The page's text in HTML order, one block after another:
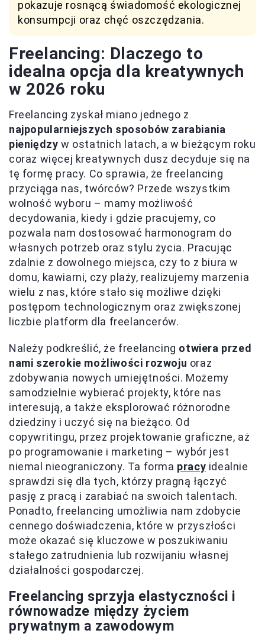
pokazuje rosnącą świadomość ekologicznej
konsumpcji oraz chęć oszczędzania.
Freelancing: Dlaczego to
idealna opcja dla kreatywnych
w 2026 roku
Freelancing zyskał miano jednego z
najpopularniejszych sposobów zarabiania
pieniędzy w ostatnich latach, a w bieżącym roku
coraz więcej kreatywnych dusz decyduje się na
tę formę pracy. Co sprawia, że freelancing
przyciąga nas, twórców? Przede wszystkim
wolność wyboru – mamy możliwość
decydowania, kiedy i gdzie pracujemy, co
pozwala nam dostosować harmonogram do
własnych potrzeb oraz stylu życia. Pracując
zdalnie z dowolnego miejsca, czy to z biura w
domu, kawiarni, czy plaży, realizujemy marzenia
wielu z nas, które stało się możliwe dzięki
postępom technologicznym oraz zwiększonej
liczbie platform dla freelancerów.
Należy podkreślić, że freelancing otwiera przed
nami szerokie możliwości rozwoju oraz
zdobywania nowych umiejętności. Możemy
samodzielnie wybierać projekty, które nas
interesują, a także eksplorować różnorodne
dziedziny i uczyć się na bieżąco. Od
copywritingu, przez projektowanie graficzne, aż
po programowanie i marketing – wybór jest
niemal nieograniczony. Ta forma pracy idealnie
sprawdzi się dla tych, którzy pragną łączyć
pasję z pracą i zarabiać na swoich talentach.
Ponadto, freelancing umożliwia nam zdobycie
cennego doświadczenia, które w przyszłości
może okazać się kluczowe w poszukiwaniu
stałego zatrudnienia lub rozwijaniu własnej
działalności gospodarczej.
Freelancing sprzyja elastyczności i
równowadze między życiem
prywatnym a zawodowym